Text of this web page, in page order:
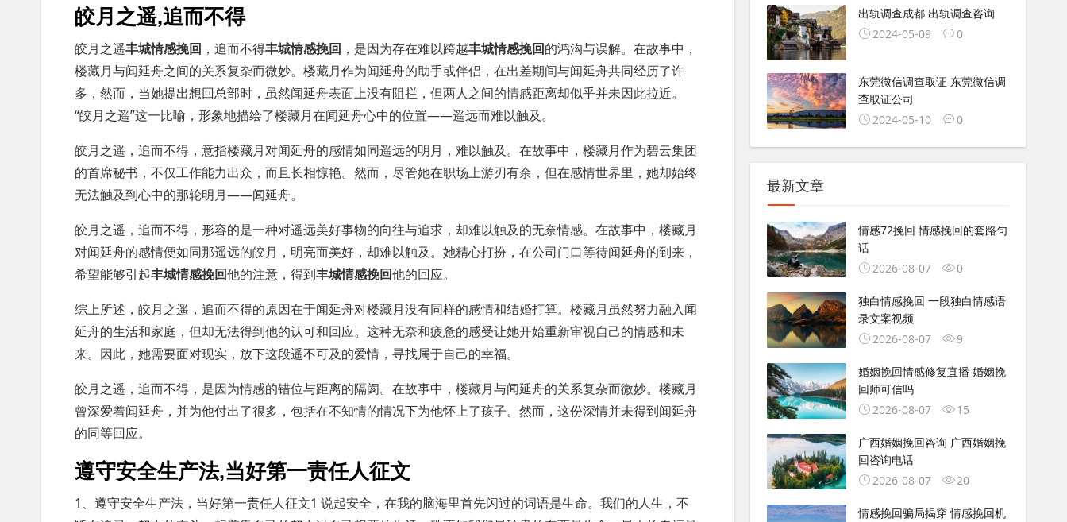
皎月之遥,追而不得
皎月之遥丰城情感挽回 ，追而不得丰城情感挽回 ，是因为存在难以跨越丰城情感挽回的鸿沟与误解。在故事中，
楼藏月与闻延舟之间的关系复杂而微妙。楼藏月作为闻延舟的助手或伴侣，在出差期间与闻延舟共同经历了许
多，然而，当她提出想回总部时，虽然闻延舟表面上没有阻拦，但两人之间的情感距离却似乎并未因此拉近。
“皎月之遥”这一比喻，形象地描绘了楼藏月在闻延舟心中的位置——遥远而难以触及。
皎月之遥，追而不得，意指楼藏月对闻延舟的感情如同遥远的明月，难以触及。在故事中，楼藏月作为碧云集团
的首席秘书，不仅工作能力出众，而且长相惊艳。然而，尽管她在职场上游刃有余，但在感情世界里，她却始终
无法触及到心中的那轮明月——闻延舟。
皎月之遥，追而不得，形容的是一种对遥远美好事物的向往与追求，却难以触及的无奈情感。在故事中，楼藏月
对闻延舟的感情便如同那遥远的皎月，明亮而美好，却难以触及。她精心打扮，在公司门口等待闻延舟的到来，
希望能够引起丰城情感挽回他的注意，得到丰城情感挽回他的回应。
综上所述，皎月之遥，追而不得的原因在于闻延舟对楼藏月没有同样的感情和结婚打算。楼藏月虽然努力融入闻
延舟的生活和家庭，但却无法得到他的认可和回应。这种无奈和疲惫的感受让她开始重新审视自己的情感和未
来。因此，她需要面对现实，放下这段遥不可及的爱情，寻找属于自己的幸福。
皎月之遥，追而不得，是因为情感的错位与距离的隔阂。在故事中，楼藏月与闻延舟的关系复杂而微妙。楼藏月
曾深爱着闻延舟，并为他付出了很多，包括在不知情的情况下为他怀上了孩子。然而，这份深情并未得到闻延舟
的同等回应。
遵守安全生产法,当好第一责任人征文
1、遵守安全生产法，当好第一责任人征文1 说起安全，在我的脑海里首先闪过的词语是生命。我们的人生，不
出轨调查成都 出轨调查咨询
2024-05-09
0
东莞微信调查取证 东莞微信调
查取证公司
2024-05-10
0
最新文章
情感72挽回 情感挽回的套路句
话
2026-08-07
0
独白情感挽回 一段独白情感语
录文案视频
2026-08-07
9
婚姻挽回情感修复直播 婚姻挽
回师可信吗
2026-08-07
15
广西婚姻挽回咨询 广西婚姻挽
回咨询电话
2026-08-07
20
情感挽回骗局揭穿 情感挽回机